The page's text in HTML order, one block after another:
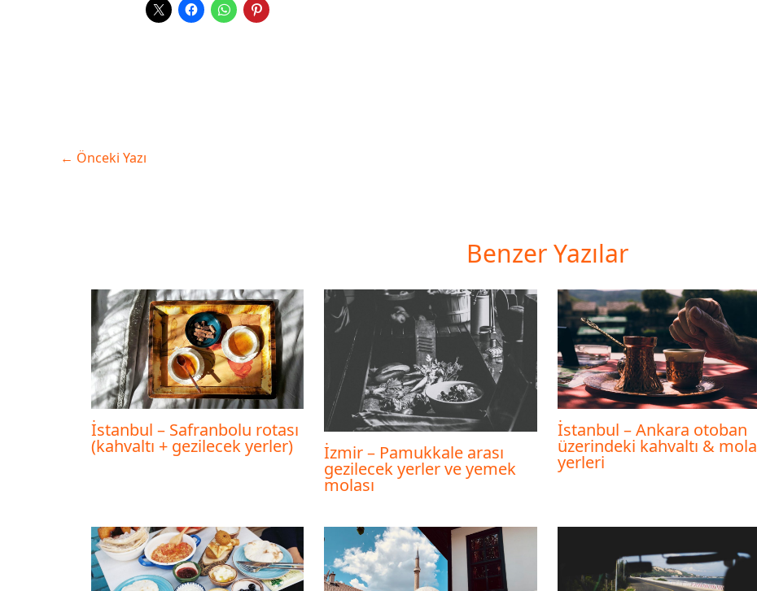
← Önceki Yazı
Benzer Yazılar
İstanbul – Safranbolu rotası
(kahvaltı + gezilecek yerler) İzmir – Pamukkale arası
gezilecek yerler ve yemek
molası
İstanbul – Ankara otoban
üzerindeki kahvaltı & mola
yerleri